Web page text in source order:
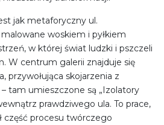
jak metaforyczny ul.
woskiem i pyłkiem
w której świat ludzki i pszczeli
W centrum galerii znajduje się
przywołująca skojarzenia z
tam umieszczone są „Izolatory
prawdziwego ula. To prace,
część procesu twórczego